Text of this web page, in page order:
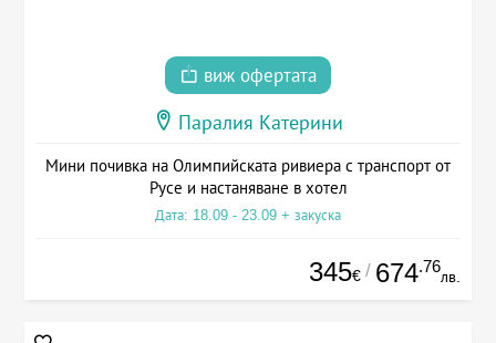
виж офертата
Паралия Катерини
Мини почивка на Олимпийската ривиера с транспорт от
Русе и настаняване в хотел
Дата: 18.09 - 23.09 + закуска
345€ / 674.76
лв.